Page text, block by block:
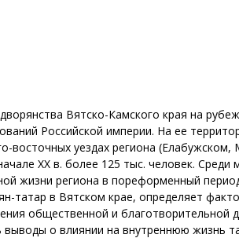
Вятско-Камского края на
Российской империи. На ее
восточных уездах региона
XX в. более 125 тыс. человек.
жизни региона в пореформенный
татар в Вятском крае, определяет
общественной и благотворительной
о влиянии на внутреннюю жизнь